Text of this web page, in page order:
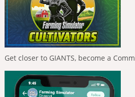
Get closer to GIANTS, become a